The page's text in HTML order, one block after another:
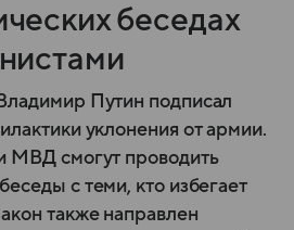
беседах
Путин подписал
уклонения от армии.
МВД смогут проводить
с теми, кто избегает
также направлен